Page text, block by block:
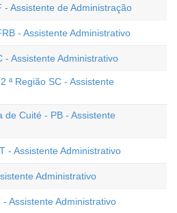
- Assistente de Administração
- Assistente Administrativo
- Assistente Administrativo
ª Região SC - Assistente
de Cuité - PB - Assistente
- Assistente Administrativo
Administrativo
Assistente Administrativo